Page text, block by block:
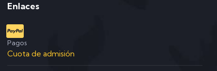
Enlaces
Pagos
Cuota de admisión